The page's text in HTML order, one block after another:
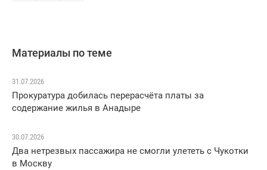
Материалы по теме
31.07.2026
Прокуратура добилась перерасчёта платы за
содержание жилья в Анадыре
30.07.2026
Два нетрезвых пассажира не смогли улететь с Чукотки
в Москву